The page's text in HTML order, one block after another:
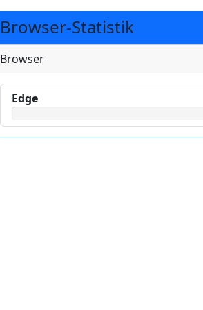
Browser-Statistik
Browser
Edge